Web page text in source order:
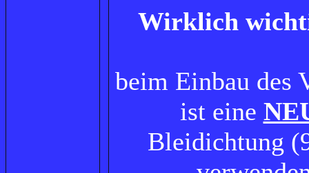
Wirklich
beim Einbau des
ist eine
Bleidichtung